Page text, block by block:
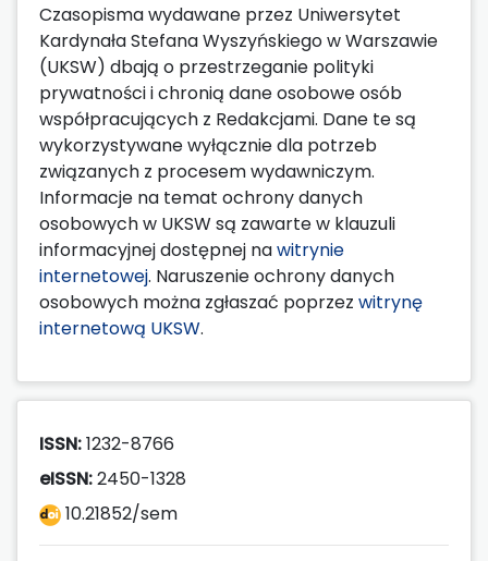
Czasopisma wydawane przez Uniwersytet
Kardynała Stefana Wyszyńskiego w Warszawie
(UKSW) dbają o przestrzeganie polityki
prywatności i chronią dane osobowe osób
współpracujących z Redakcjami. Dane te są
wykorzystywane wyłącznie dla potrzeb
związanych z procesem wydawniczym.
Informacje na temat ochrony danych
osobowych w UKSW są zawarte w klauzuli
informacyjnej dostępnej nawitrynie
internetowej. Naruszenie ochrony danych
osobowych można zgłaszać poprzez witrynę
internetową UKSW.
ISSN:1232-8766
eISSN:2450-1328
10.21852/sem